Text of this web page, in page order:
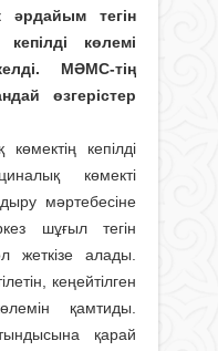
әрдайым тегін
көлемі
МӘМС-тің
өзгерістер
кепілді
көмекті
мәртебесіне
шұғыл тегін
жеткізе алады.
кеңейтілген
қамтиды.
қарай